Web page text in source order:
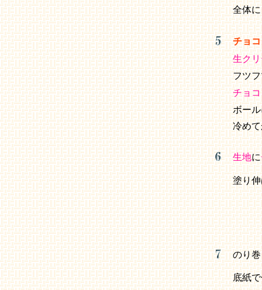
全体に
チョ
生ク
フツ
チョコ
ボー
冷め
生地に
塗り
のり
底紙